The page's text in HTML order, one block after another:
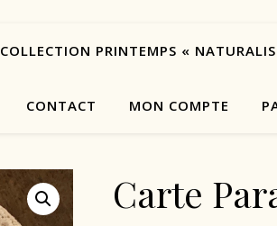
COLLECTION PRINTEMPS «
CONTACT MON COMPTE
Carte